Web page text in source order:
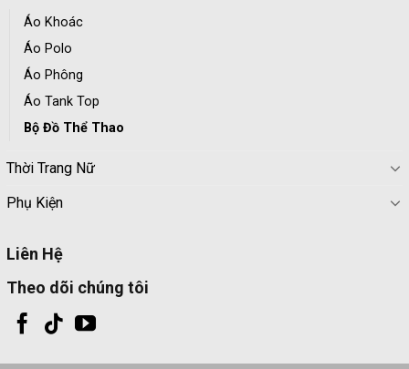
Áo Khoác
Áo Polo
Áo Phông
Áo Tank Top
Bộ Đồ Thể Thao
Thời Trang Nữ
Phụ Kiện
Liên Hệ
Theo dõi chúng tôi